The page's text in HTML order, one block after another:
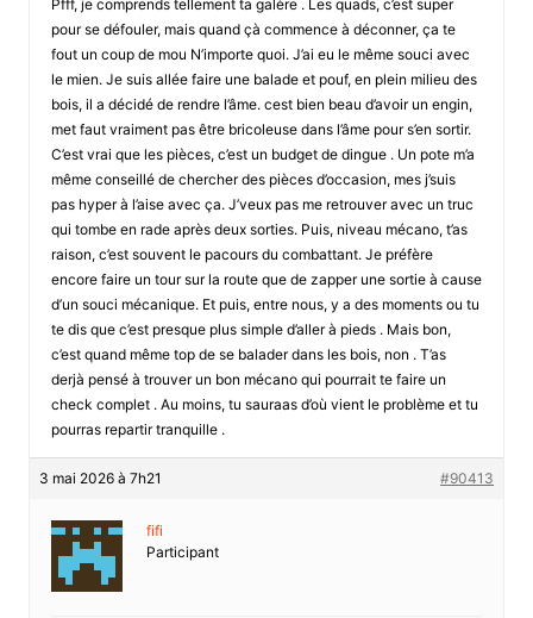
Pfff, je comprends tellement ta galère . Les quads, c’est super
pour se défouler, mais quand çà commence à déconner, ça te
fout un coup de mou N’importe quoi. J’ai eu le même souci avec
le mien. Je suis allée faire une balade et pouf, en plein milieu des
bois, il a décidé de rendre l’âme. cest bien beau d’avoir un engin,
met faut vraiment pas être bricoleuse dans l’âme pour s’en sortir.
C’est vrai que les pièces, c’est un budget de dingue . Un pote m’a
même conseillé de chercher des pièces d’occasion, mes j’suis
pas hyper à l’aise avec ça. J’veux pas me retrouver avec un truc
qui tombe en rade après deux sorties. Puis, niveau mécano, t’as
raison, c’est souvent le pacours du combattant. Je préfère
encore faire un tour sur la route que de zapper une sortie à cause
d’un souci mécanique. Et puis, entre nous, y a des moments ou tu
te dis que c’est presque plus simple d’aller à pieds . Mais bon,
c’est quand même top de se balader dans les bois, non . T’as
derjà pensé à trouver un bon mécano qui pourrait te faire un
check complet . Au moins, tu sauraas d’où vient le problème et tu
pourras repartir tranquille .
3 mai 2026 à 7h21 #90413
fifi
Participant